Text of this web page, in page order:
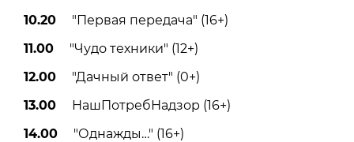
10.20 "Первая передача" (16+)
11.00 "Чудо техники" (12+)
12.00 "Дачный ответ" (0+)
13.00 НашПотребНадзор (16+)
14.00 "Однажды…" (16+)